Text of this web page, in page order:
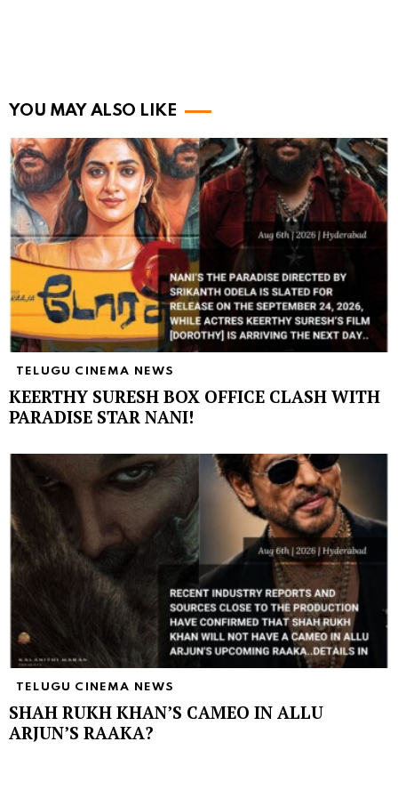
YOU MAY ALSO LIKE
TELUGU CINEMA NEWS
KEERTHY SURESH BOX OFFICE CLASH WITH
PARADISE STAR NANI!
TELUGU CINEMA NEWS
SHAH RUKH KHAN’S CAMEO IN ALLU
ARJUN’S RAAKA?